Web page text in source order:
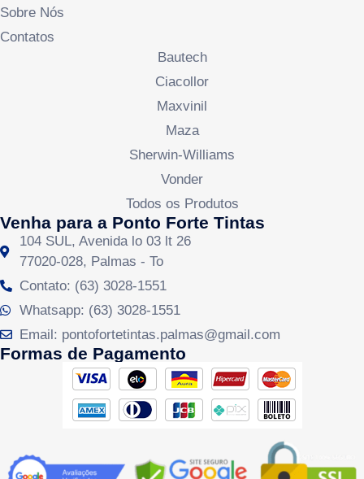
Sobre Nós
Contatos
Bautech
Ciacollor
Maxvinil
Maza
Sherwin-Williams
Vonder
Todos os Produtos
Venha para a Ponto Forte Tintas
104 SUL, Avenida lo 03 lt 26
77020-028, Palmas - To
Contato: (63) 3028-1551
Whatsapp: (63) 3028-1551
Email: pontofortetintas.palmas@gmail.com
Formas de Pagamento